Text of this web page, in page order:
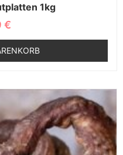
1kg
€